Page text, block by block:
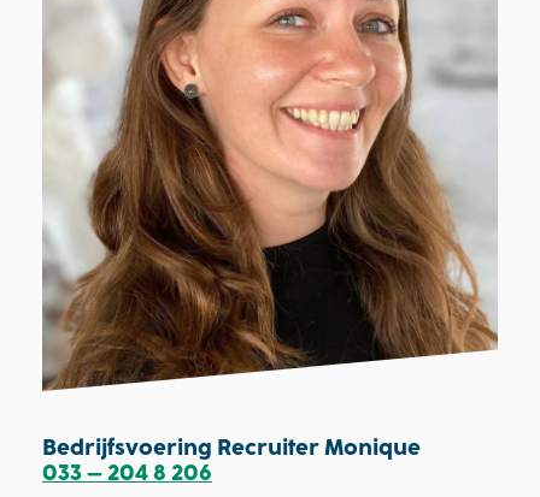
Bedrijfsvoering Recruiter Monique
033 – 204 8 206